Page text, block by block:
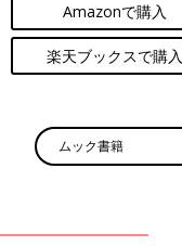
Amazonで購入
楽天ブックスで購入
ムック書籍